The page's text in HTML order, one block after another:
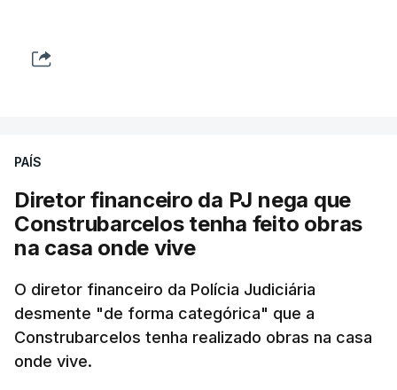
PAÍS
Diretor financeiro da PJ nega que
Construbarcelos tenha feito obras
na casa onde vive
O diretor financeiro da Polícia Judiciária
desmente "de forma categórica" que a
Construbarcelos tenha realizado obras na casa
onde vive.